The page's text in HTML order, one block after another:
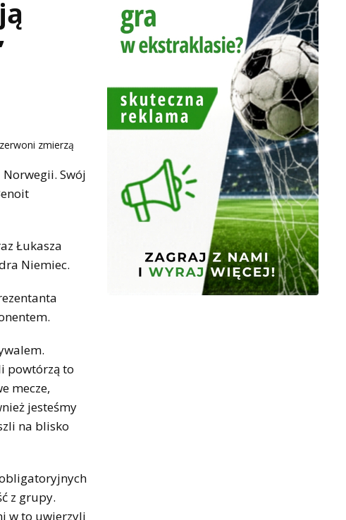
zmierzą
Swój
Łukasza
Niemiec.
powtórzą to
mecze,
jesteśmy
na blisko
z grupy.
w to uwierzyli